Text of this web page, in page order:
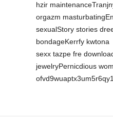
hzir
orgazm
sexualStory stories
bondageKerrfy kwtona
sexx tazpe fre
jewelryPernicdious